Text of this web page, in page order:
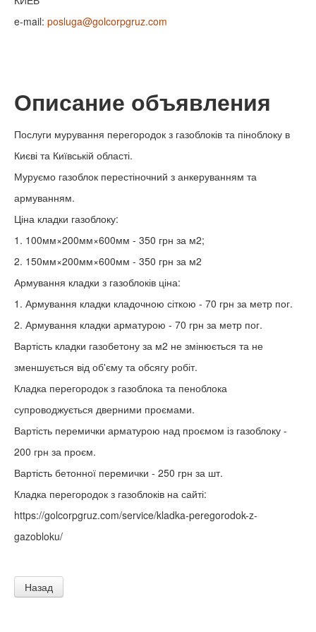
e-mail: posluga@golcorpgruz.com
Описание объявления
Послуги мурування перегородок з газоблоків та піноблоку в
Києві та Київській області.
Муруємо газоблок перестіночний з анкеруванням та
армуванням.
Ціна кладки газоблоку:
1. 100мм×200мм×600мм - 350 грн за м2;
2. 150мм×200мм×600мм - 350 грн за м2
Армування кладки з газоблоків ціна:
1. Армування кладки кладочною сіткою - 70 грн за метр пог.
2. Армування кладки арматурою - 70 грн за метр пог.
Вартість кладки газобетону за м2 не змінюється та не
зменшується від об'єму та обсягу робіт.
Кладка перегородок з газоблока та пеноблока
супроводжується дверними проємами.
Вартість перемички арматурою над проємом із газоблоку -
200 грн за проєм.
Вартість бетонної перемички - 250 грн за шт.
Кладка перегородок з газоблоків на сайті:
https://golcorpgruz.com/service/kladka-peregorodok-z-
gazobloku/
Назад